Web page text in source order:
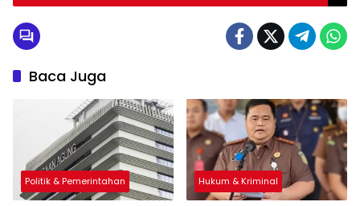
Baca Juga
Politik & Pemerintahan Hukum & Kriminal